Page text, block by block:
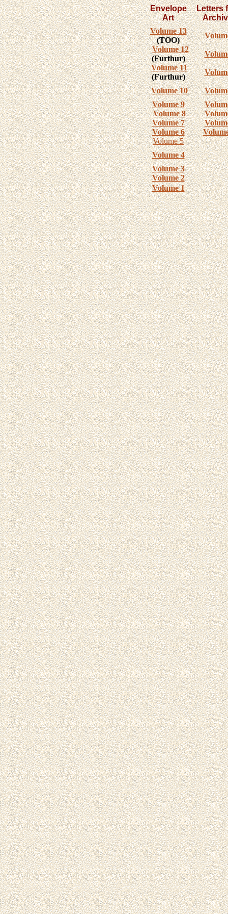
Envelope
Art
Letters
Volume 13
(TOO)
Volume 12
(Furthur)
Volume 11
(Furthur)
Volume 10
Volume 9
Volume 8
Volume 7
Volume 6
Volume 5
Volume 4
Volume 3
Volume 2
Volume 1